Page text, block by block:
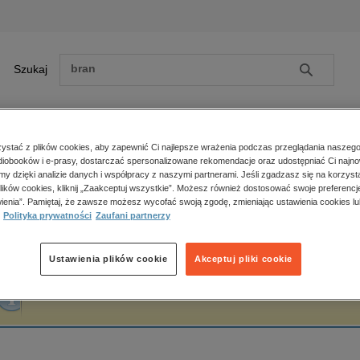
Szukaj Szukaj
Zobacz wszystkie E-prasa
polityka, społeczno-informacyjne
psychologiczne
popularno-naukowe
historia
główna Akademia Humanistyczno-Ekonomiczna w Łodzi
Humanistyczno-Ekonomiczna
z plików cookies, aby zapewnić Ci najlepsze wrażenia podczas przeglądania
i e-prasy, dostarczać spersonalizowane rekomendacje oraz udostępniać Ci
dzięki analizie danych i współpracy z naszymi partnerami. Jeśli zgadzasz się na
cookies, kliknij „Zaakceptuj wszystkie”. Możesz również dostosować swoje
Pamiętaj, że zawsze możesz wycofać swoją zgodę, zmieniając ustawienia cookies
Polityka prywatności Zaufani partnerzy
Akceptuj pliki cookie
Ustawienia plików cookie